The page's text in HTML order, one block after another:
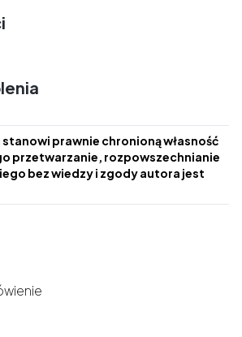
prawnie chronioną własność
przetwarzanie, rozpowszechnianie
bez wiedzy i zgody autora jest